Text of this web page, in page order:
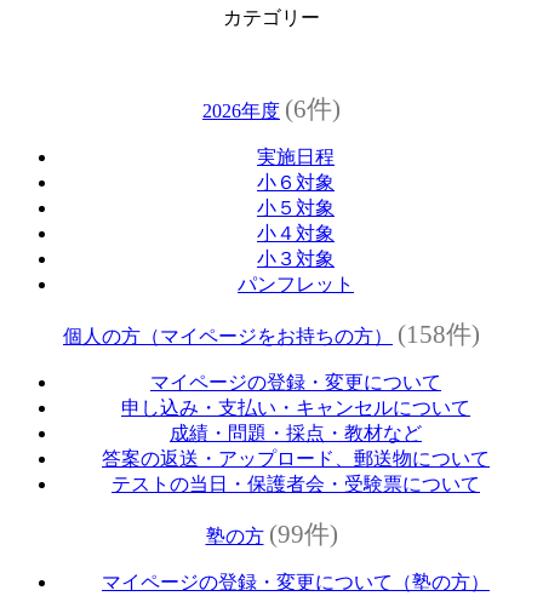
カテゴリー
2026年度 (6件)
実施日程
小６対象
小５対象
小４対象
小３対象
パンフレット
個人の方（マイページをお持ちの方） (158件)
マイページの登録・変更について
申し込み・支払い・キャンセルについて
成績・問題・採点・教材など
答案の返送・アップロード、郵送物について
テストの当日・保護者会・受験票について
塾の方 (99件)
マイページの登録・変更について（塾の方）